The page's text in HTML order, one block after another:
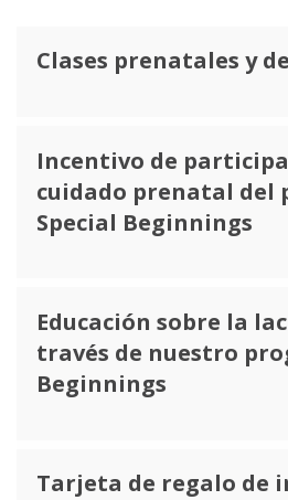
Clases prenatales y
Incentivo de
cuidado prenatal del
Special Beginnings
Educación sobre la
través de nuestro
Beginnings
Tarjeta de regalo de